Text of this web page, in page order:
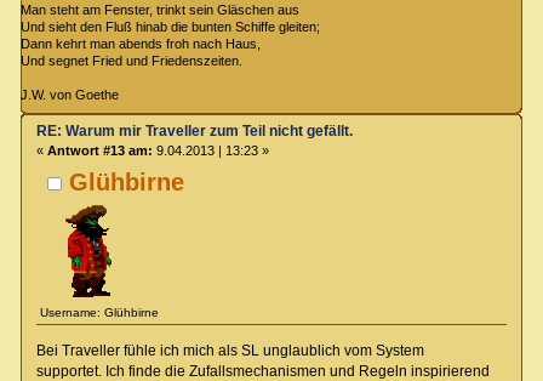
Man steht am Fenster, trinkt sein Gläschen aus
Und sieht den Fluß hinab die bunten Schiffe gleiten;
Dann kehrt man abends froh nach Haus,
Und segnet Fried und Friedenszeiten.
J.W. von Goethe
Glühbirne
Username: Glühbirne
RE: Warum mir Traveller zum Teil nicht gefällt.
« Antwort #13 am: 9.04.2013 | 13:23 »
Bei Traveller fühle ich mich als SL unglaublich vom System
supportet. Ich finde die Zufallsmechanismen und Regeln inspirierend